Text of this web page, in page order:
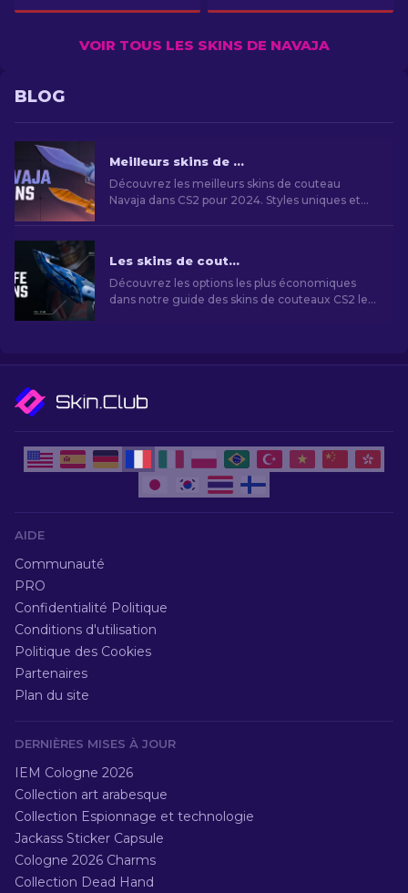
VOIR TOUS LES SKINS DE NAVAJA
BLOG
Meilleurs skins de Couteau Navaja CS2 à Utiliser: Liste Ultime [2026]
Découvrez les meilleurs skins de couteau
Navaja dans CS2 pour 2024. Styles uniques et
Les skins de couteaux CS2 les moins chers [2026]
Découvrez les options les plus économiques
dans notre guide des skins de couteaux CS2 les
AIDE
Communauté
PRO
Confidentialité Politique
Conditions d'utilisation
Politique des Cookies
Partenaires
Plan du site
DERNIÈRES MISES À JOUR
IEM Cologne 2026
Collection art arabesque
Collection Espionnage et technologie
Jackass Sticker Capsule
Cologne 2026 Charms
Collection Dead Hand